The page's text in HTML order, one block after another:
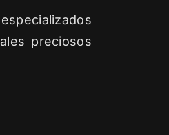
preciosos